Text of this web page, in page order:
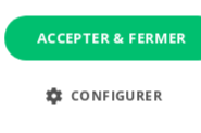
ACCEPTER & FERMER
CONFIGURER